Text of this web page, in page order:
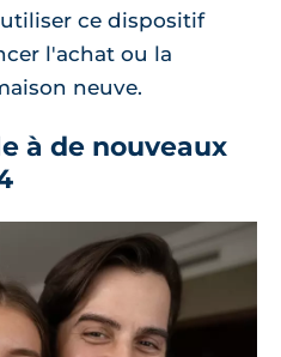
ce dispositif
l'achat ou la
neuve.
à de nouveaux